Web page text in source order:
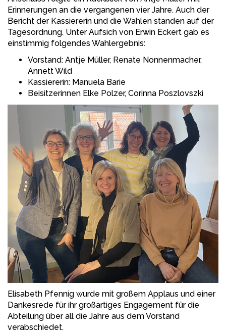
Erinnerungen an die vergangenen vier Jahre. Auch der
Bericht der Kassiererin und die Wahlen standen auf der
Tagesordnung. Unter Aufsich von Erwin Eckert gab es
einstimmig folgendes Wahlergebnis:
Vorstand: Antje Müller, Renate Nonnenmacher,
Annett Wild
Kassiererin: Manuela Barie
Beisitzerinnen Elke Polzer, Corinna Poszlovszki
Elisabeth Pfennig wurde mit großem Applaus und einer
Dankesrede für ihr großartiges Engagement für die
Abteilung über all die Jahre aus dem Vorstand
verabschiedet.